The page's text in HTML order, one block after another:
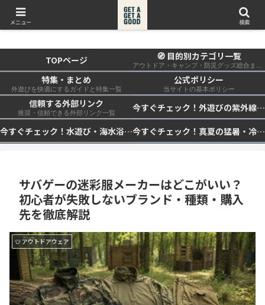
get a get a good
TOPページ 🧭 目的別カテゴリ一覧
アウトドア・キャンプ・防災グッズ総合まとめ
特集・まとめ
外遊びを快適にするガイドと特集一覧
公式ポリシー
当サイトの基本ポリシー
信頼する外部リンク
推奨・信頼できる外部リンク一覧
今すぐチェック！外遊びの紫外線対策・日差し快適化計画｜帽子・日傘・ウェア・日焼け止めを総まとめ☀️🏕️👓
今すぐチェック！水遊び・海水浴の快適化計画｜浮き輪・服装・日陰・安全対策を総まとめ🏖️🌊✨
今すぐチェック！真夏の猛暑・冷却・保冷快適化計画｜外遊び・キャンプ・車中泊の暑さ対策を総まとめ☀️🧊🏕️
サバゲーの迷彩服メーカーはどこがいい？
初心者が失敗しないブランド・種類・購入
先を徹底解説
👕 アウトドアウェア
メニュー 検索